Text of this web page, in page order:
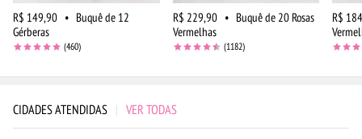
R$ 149,90 • Buquê de 12
Gérberas
(460)
R$ 229,90 • Buquê de 20 Rosas
Vermelhas
(1182)
R$
CIDADES ATENDIDAS | VER TODAS